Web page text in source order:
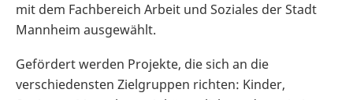
mit dem Fachbereich Arbeit und Soziales der Stadt
Mannheim ausgewählt.
Gefördert werden Projekte, die sich an die
verschiedensten Zielgruppen richten: Kinder,